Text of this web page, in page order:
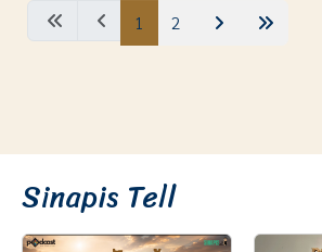
1 2
Sinapis Tell